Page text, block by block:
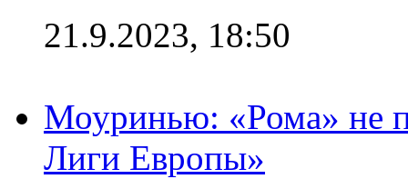
21.9.2023, 18:50
Моуринью: «Рома» не
Лиги Европы»